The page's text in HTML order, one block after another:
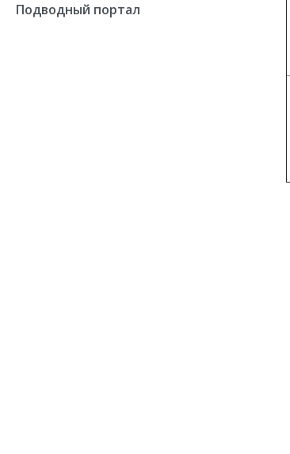
Подводный портал